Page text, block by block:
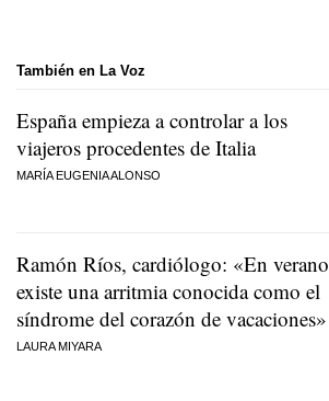
También en La Voz
España empieza a controlar a los
viajeros procedentes de Italia
MARÍA EUGENIA ALONSO
Ramón Ríos, cardiólogo: «En verano
existe una arritmia conocida como el
síndrome del corazón de vacaciones»
LAURA MIYARA